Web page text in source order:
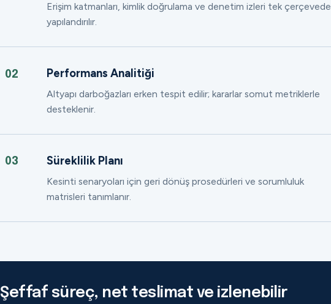
Erişim katmanları, kimlik doğrulama ve denetim izleri tek çerçevede
yapılandırılır.
02 Performans Analitiği
Altyapı darboğazları erken tespit edilir; kararlar somut metriklerle
desteklenir.
03 Süreklilik Planı
Kesinti senaryoları için geri dönüş prosedürleri ve sorumluluk
matrisleri tanımlanır.
Şeffaf süreç, net teslimat ve izlenebilir